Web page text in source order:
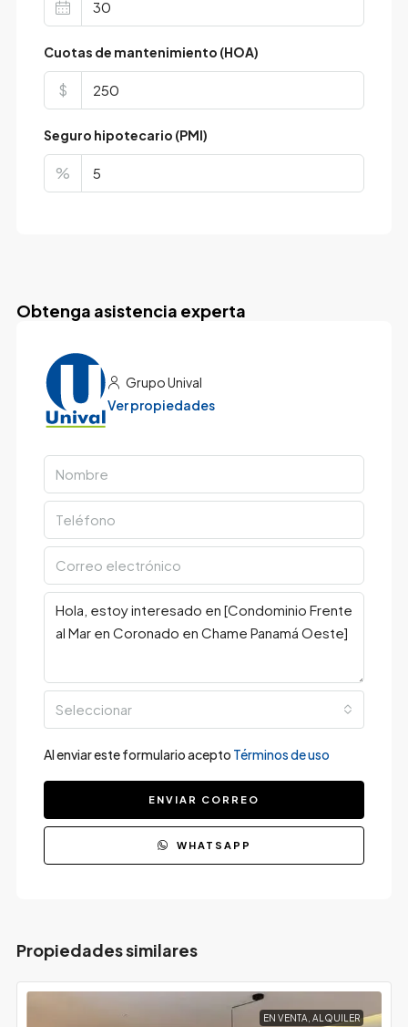
Cuotas de mantenimiento (HOA)
$
Seguro hipotecario (PMI)
%
Obtenga asistencia experta
Grupo Unival
Ver propiedades
Seleccionar
Al enviar este formulario acepto Términos de uso
ENVIAR CORREO
WHATSAPP
Propiedades similares
EN VENTA, ALQUILER